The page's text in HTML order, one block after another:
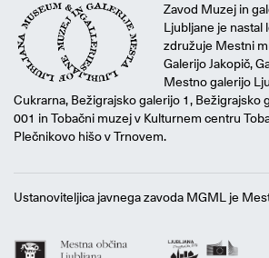
Zavod Muzej in
Ljubljane je nastal
združuje Mestni
Galerijo Jakopič,
Mestno galerijo
Cukrarna, Bežigrajsko galerijo 1, Bežigrajsko
001 in Tobačni muzej v Kulturnem centru
Plečnikovo hišo v Trnovem.
Ustanoviteljica javnega zavoda MGML je